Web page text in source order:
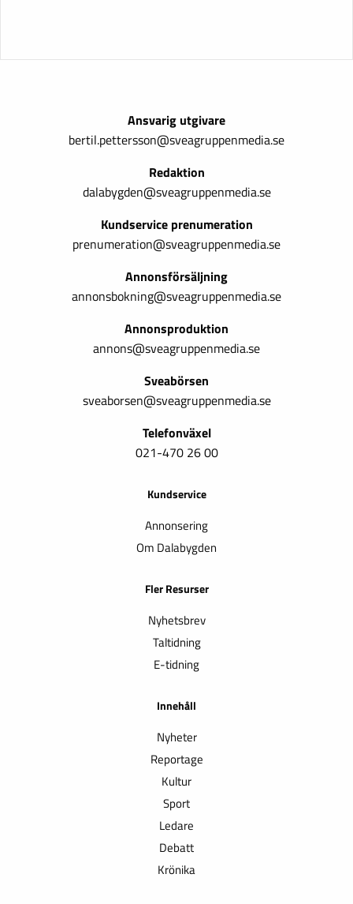
Ansvarig utgivare
bertil.pettersson@sveagruppenmedia.se
Redaktion
dalabygden@sveagruppenmedia.se
Kundservice prenumeration
prenumeration@sveagruppenmedia.se
Annonsförsäljning
annonsbokning@sveagruppenmedia.se
Annonsproduktion
annons@sveagruppenmedia.se
Sveabörsen
sveaborsen@sveagruppenmedia.se
Telefonväxel
021-470 26 00
Kundservice
Annonsering
Om Dalabygden
Fler Resurser
Nyhetsbrev
Taltidning
E-tidning
Innehåll
Nyheter
Reportage
Kultur
Sport
Ledare
Debatt
Krönika